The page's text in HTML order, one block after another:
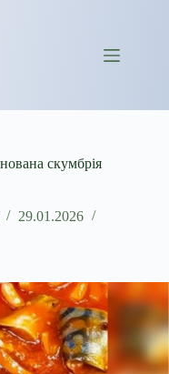
скумбрія
29.01.2026